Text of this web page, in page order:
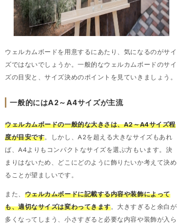
ウェルカムボードを用意するにあたり、気になるのがサイ
ズではないでしょうか。一般的なウェルカムボードのサイ
ズの目安と、サイズ決めのポイントを見ていきましょう。
一般的にはA2～A4サイズが主流
ウェルカムボードの一般的な大きさは、A2～A4サイズ程
度が目安です。しかし、A2を超える大きなサイズもあれ
ば、A4よりもコンパクトなサイズを選ぶ方もいます。決
まりはないため、どこにどのように飾りたいか考えて決め
ることが望ましいです。
また、 ウェルカムボードに記載する内容や装飾によって
も、適切なサイズは変わってきます。大きすぎると余白が
多くなってしまう、小さすぎると必要な内容や装飾が入ら